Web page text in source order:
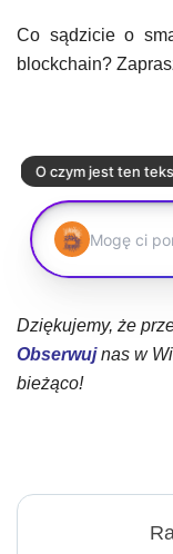
Co sądzicie o
blockchain?
Dziękujemy, że
Obserwujnas w
bieżąco!